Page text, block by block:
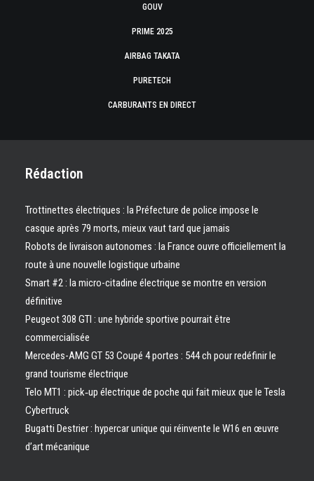
GOUV
PRIME 2025
AIRBAG TAKATA
PURETECH
CARBURANTS EN DIRECT
Rédaction
Trottinettes électriques : la Préfecture de police impose le
casque après 79 morts, mieux vaut tard que jamais
Robots de livraison autonomes : la France ouvre officiellement la
route à une nouvelle logistique urbaine
Smart #2 : la micro-citadine électrique se montre en version
définitive
Peugeot 308 GTI : une hybride sportive pourrait être
commercialisée
Mercedes-AMG GT 53 Coupé 4 portes : 544 ch pour redéfinir le
grand tourisme électrique
Telo MT1 : pick‑up électrique de poche qui fait mieux que le Tesla
Cybertruck
Bugatti Destrier : hypercar unique qui réinvente le W16 en œuvre
d’art mécanique